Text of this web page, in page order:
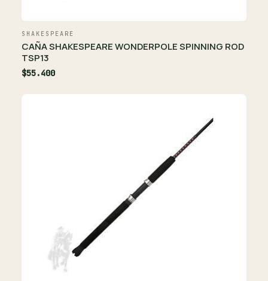
SHAKESPEARE
CAÑA SHAKESPEARE WONDERPOLE SPINNING ROD
TSP13
$55.400